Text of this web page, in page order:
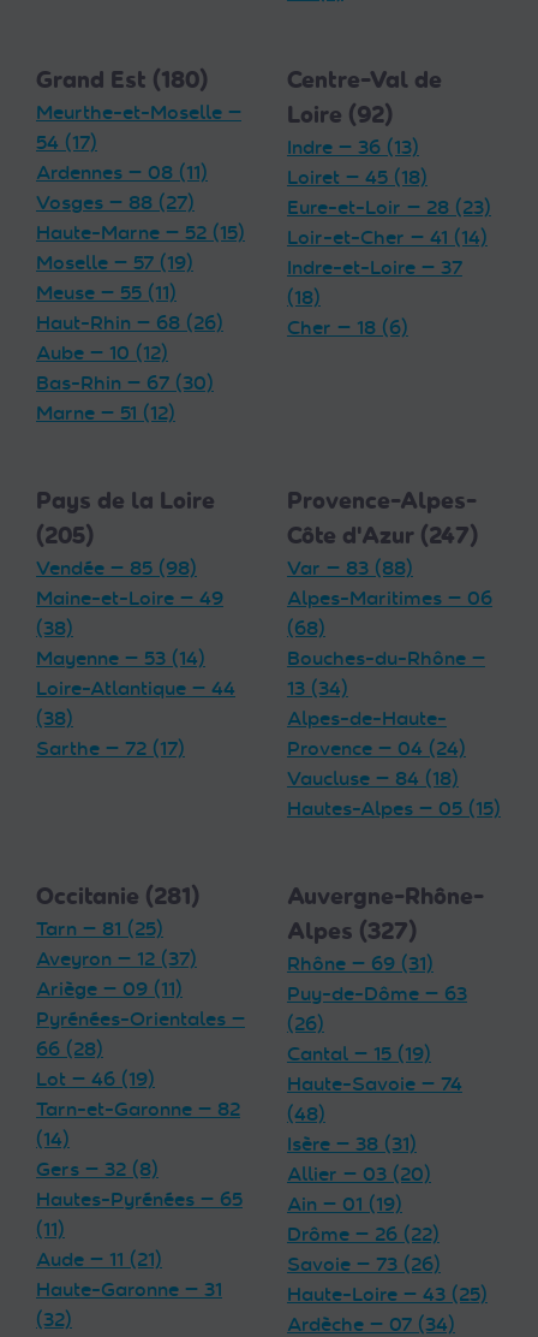
Grand Est (180)
Meurthe-et-Moselle —
54 (17)
Ardennes — 08 (11)
Vosges — 88 (27)
Haute-Marne — 52 (15)
Moselle — 57 (19)
Meuse — 55 (11)
Haut-Rhin — 68 (26)
Aube — 10 (12)
Bas-Rhin — 67 (30)
Marne — 51 (12)
Centre-Val de
Loire (92)
Indre — 36 (13)
Loiret — 45 (18)
Eure-et-Loir — 28 (23)
Loir-et-Cher — 41 (14)
Indre-et-Loire — 37
(18)
Cher — 18 (6)
Pays de la Loire
(205)
Vendée — 85 (98)
Maine-et-Loire — 49
(38)
Mayenne — 53 (14)
Loire-Atlantique — 44
(38)
Sarthe — 72 (17)
Provence-Alpes-
Côte d'Azur (247)
Var — 83 (88)
Alpes-Maritimes — 06
(68)
Bouches-du-Rhône —
13 (34)
Alpes-de-Haute-
Provence — 04 (24)
Vaucluse — 84 (18)
Hautes-Alpes — 05 (15)
Occitanie (281)
Tarn — 81 (25)
Aveyron — 12 (37)
Ariège — 09 (11)
Pyrénées-Orientales —
66 (28)
Lot — 46 (19)
Tarn-et-Garonne — 82
(14)
Gers — 32 (8)
Hautes-Pyrénées — 65
(11)
Aude — 11 (21)
Haute-Garonne — 31
(32)
Auvergne-Rhône-
Alpes (327)
Rhône — 69 (31)
Puy-de-Dôme — 63
(26)
Cantal — 15 (19)
Haute-Savoie — 74
(48)
Isère — 38 (31)
Allier — 03 (20)
Ain — 01 (19)
Drôme — 26 (22)
Savoie — 73 (26)
Haute-Loire — 43 (25)
Ardèche — 07 (34)